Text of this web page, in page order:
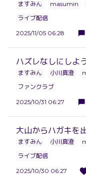
ますみん masumin
ライブ配信
2025/11/05 06:28
ハズレなしにしよ
ますみん 小川真澄
ファンクラブ
2025/10/31 06:27
大山からハガキを
ますみん 小川真澄
ライブ配信
2025/10/30 06:27